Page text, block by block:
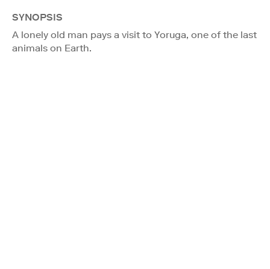
SYNOPSIS
A lonely old man pays a visit to Yoruga, one of the last
animals on Earth.